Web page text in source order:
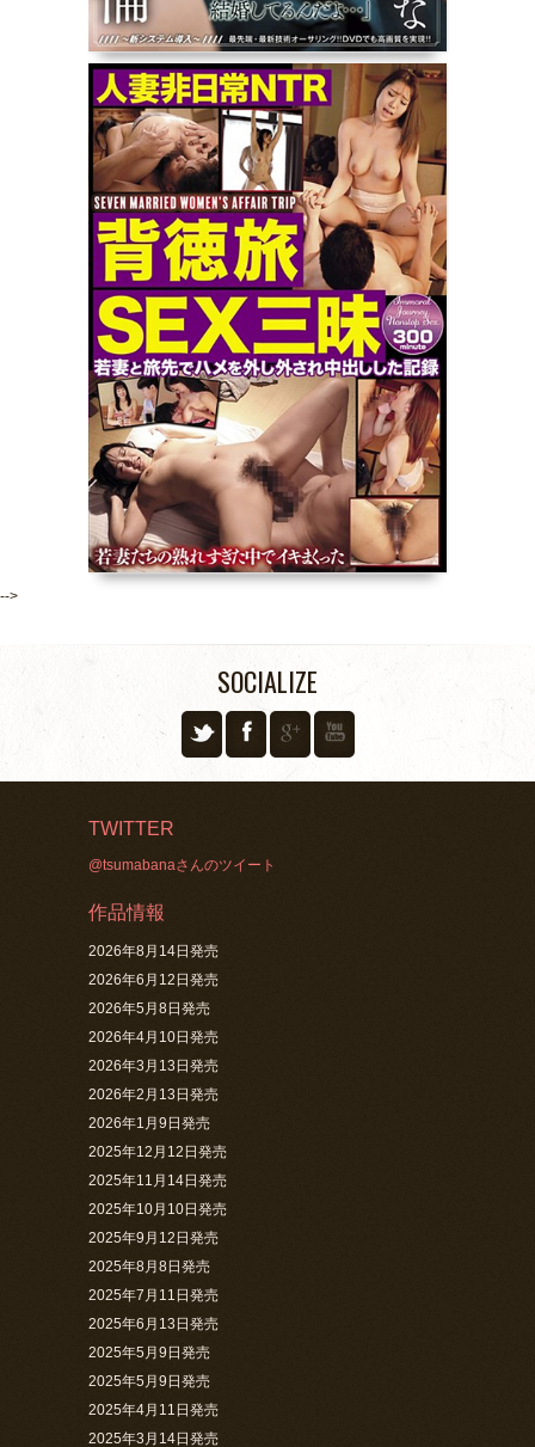
-->
SOCIALIZE
TWITTER
@tsumabanaさんのツイート
作品情報
2026年8月14日発売
2026年6月12日発売
2026年5月8日発売
2026年4月10日発売
2026年3月13日発売
2026年2月13日発売
2026年1月9日発売
2025年12月12日発売
2025年11月14日発売
2025年10月10日発売
2025年9月12日発売
2025年8月8日発売
2025年7月11日発売
2025年6月13日発売
2025年5月9日発売
2025年5月9日発売
2025年4月11日発売
2025年3月14日発売